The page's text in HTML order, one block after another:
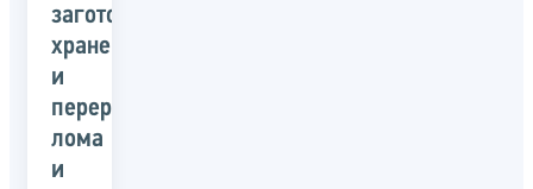
заготовкой,
хранением
и
переработкой
лома
и